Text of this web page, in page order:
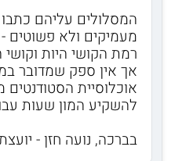
המסלולים עליהם כתבו
מעמיקים ולא
רמת הקושי היות
אך אין ספק שמדובר
אוכלוסיית
להשקיע המון שעות
בברכה, נועה חזן -